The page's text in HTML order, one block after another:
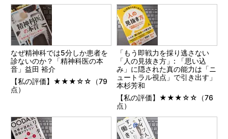
なぜ精神科では5分しか患者を
診ないのか？「精神科医の本
音」益田 裕介
【私の評価】★★★☆☆（79
点）
「もう即戦力を採り逃さない
「人の見抜き方」: 「思い込
み」に隠された真の能力は「ニ
ュートラル視点」で引き出す」
本杉芳和
【私の評価】★★★☆☆（76
点）